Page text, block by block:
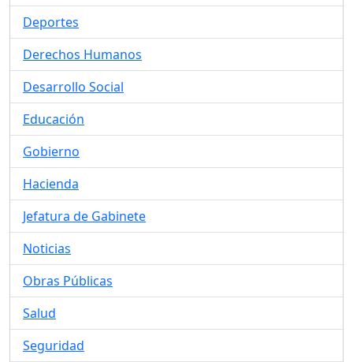
Deportes
Derechos Humanos
Desarrollo Social
Educación
Gobierno
Hacienda
Jefatura de Gabinete
Noticias
Obras Públicas
Salud
Seguridad